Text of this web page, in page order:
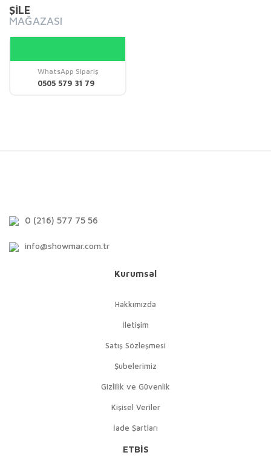
ŞİLE
MAĞAZASI
WhatsApp Sipariş
0505 579 31 79
0 (216) 577 75 56
info@showmar.com.tr
Kurumsal
Hakkımızda
İletişim
Satış Sözleşmesi
Şubelerimiz
Gizlilik ve Güvenlik
Kişisel Veriler
İade Şartları
ETBİS